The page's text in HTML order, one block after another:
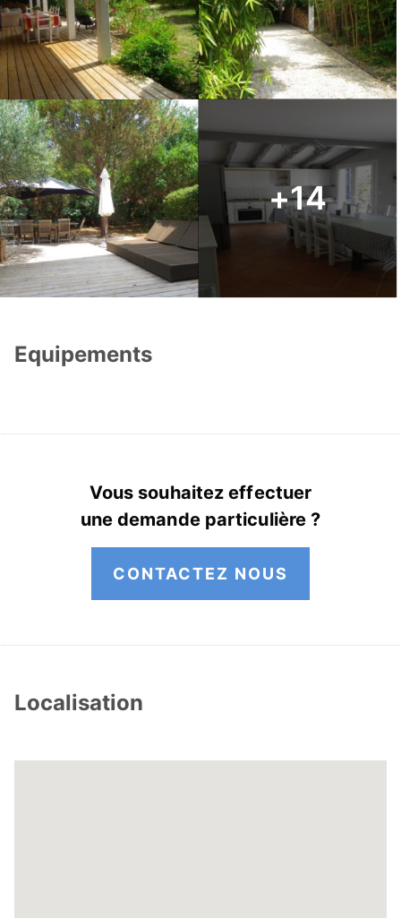
+14
Equipements
Vous souhaitez effectuer
une demande particulière ?
CONTACTEZ NOUS
Localisation